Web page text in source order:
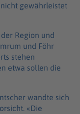
gewährleistet
Region und
und Föhr
stehen
etwa sollen die
wandte sich
«Die